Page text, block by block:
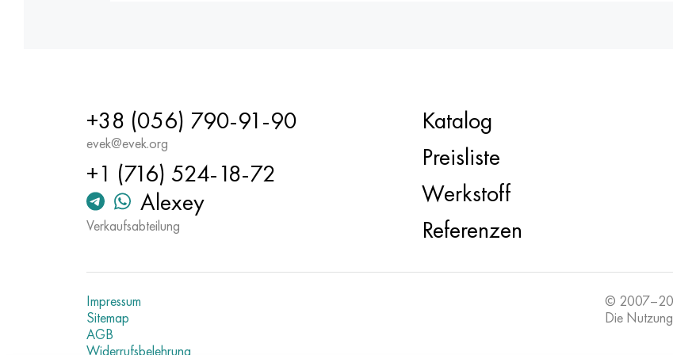
+38 (056) 790-91-90
evek@evek.org
+1 (716) 524-18-72
Alexey
Verkaufsabteilung
Katalog
Preisliste
Werkstoff
Referenzen
Impressum
Sitemap
AGB
Widerrufsbelehrung
©
Die